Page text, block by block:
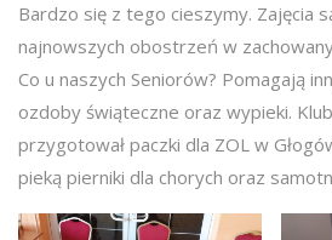
Bardzo się z tego cieszymy. Zajęcia
najnowszych obostrzeń w
Co u naszych Seniorów? Pomagają
ozdoby świąteczne oraz wypieki.
przygotował paczki dla ZOL w
pieką pierniki dla chorych oraz